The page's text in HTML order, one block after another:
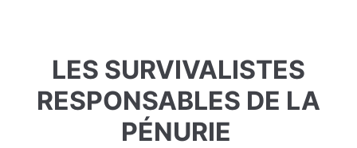
LES SURVIVALISTES
RESPONSABLES DE LA
PÉNURIE